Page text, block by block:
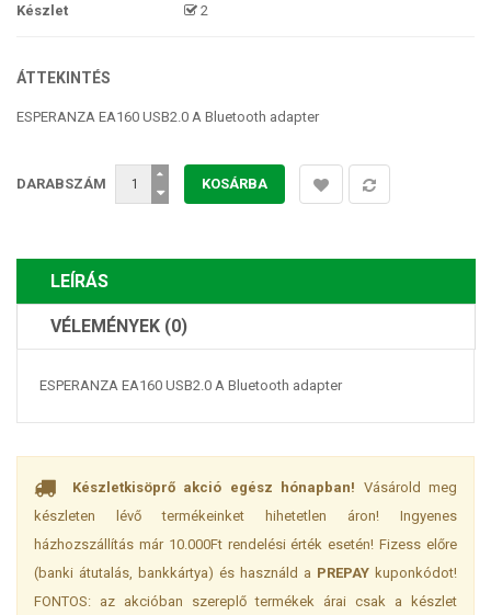
Készlet
2
ÁTTEKINTÉS
ESPERANZA EA160 USB2.0 A Bluetooth adapter
DARABSZÁM
LEÍRÁS
VÉLEMÉNYEK (0)
ESPERANZA EA160 USB2.0 A Bluetooth adapter
Készletkisöprő akció egész hónapban! Vásárold meg
készleten lévő termékeinket hihetetlen áron! Ingyenes
házhozszállítás már 10.000Ft rendelési érték esetén! Fizess előre
(banki átutalás, bankkártya) és használd a PREPAY kuponkódot!
FONTOS: az akcióban szereplő termékek árai csak a készlet